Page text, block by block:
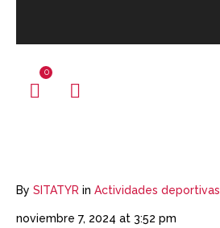
0
By SITATYR in Actividades deportivas
noviembre 7, 2024 at 3:52 pm